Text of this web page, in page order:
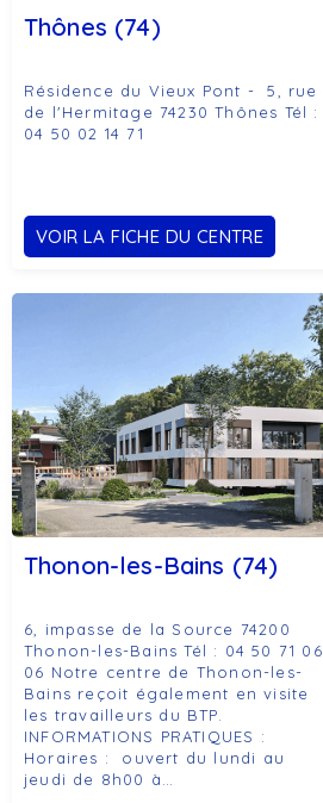
Thônes (74)
Résidence du Vieux Pont - 5, rue
de l'Hermitage 74230 Thônes Tél :
04 50 02 14 71
VOIR LA FICHE DU CENTRE
Thonon-les-Bains (74)
6, impasse de la Source 74200
Thonon-les-Bains Tél : 04 50 71 06
06 Notre centre de Thonon-les-
Bains reçoit également en visite
les travailleurs du BTP.
INFORMATIONS PRATIQUES :
Horaires : ouvert du lundi au
jeudi de 8h00 à…